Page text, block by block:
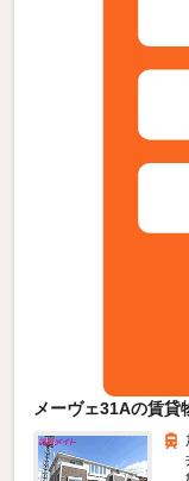
メーヴェ31Aの賃貸